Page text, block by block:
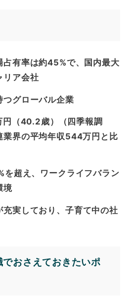
占有率は約45%で、国内最大
リア会社
つグローバル企業
（40.2歳）（四季報調
業界の平均年収544万円と比
を超え、ワークライフバラン
境
充実しており、子育て中の社
でおさえておきたいポ